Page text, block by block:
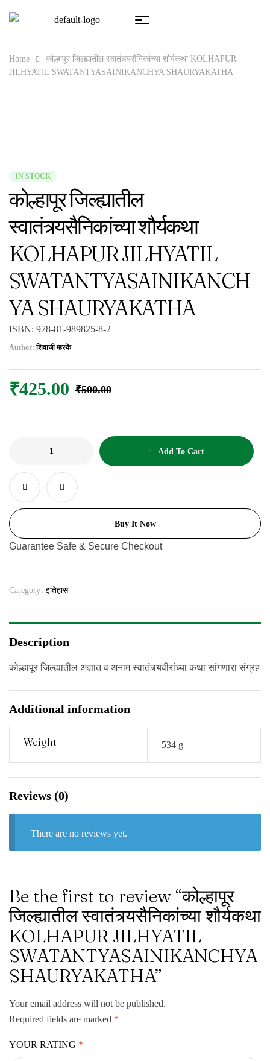
Home
कोल्हापूर जिल्ह्यातील स्वातंत्र्यसैनिकांच्या शौर्यकथा KOLHAPUR
JILHYATIL SWATANTYASAINIKANCHYA SHAURYAKATHA
IN STOCK
कोल्हापूर जिल्ह्यातील
स्वातंत्र्यसैनिकांच्या शौर्यकथा
KOLHAPUR JILHYATIL
SWATANTYASAINIKANCH
YA SHAURYAKATHA
ISBN: 978-81-989825-8-2
Author: शिवाजी म्हस्के
₹500.00
₹425.00
Add To Cart
Buy It Now
Guarantee Safe & Secure Checkout
Category: इतिहास
Description
कोल्हापूर जिल्ह्यातील अज्ञात व अनाम स्वातंत्र्यवीरांच्या कथा सांगणारा संग्रह
Additional information
Weight 534 g
Reviews (0)
There are no reviews yet.
Be the first to review “कोल्हापूर
जिल्ह्यातील स्वातंत्र्यसैनिकांच्या शौर्यकथा
KOLHAPUR JILHYATIL
SWATANTYASAINIKANCHYA
SHAURYAKATHA”
Your email address will not be published.
Required fields are marked *
YOUR RATING *